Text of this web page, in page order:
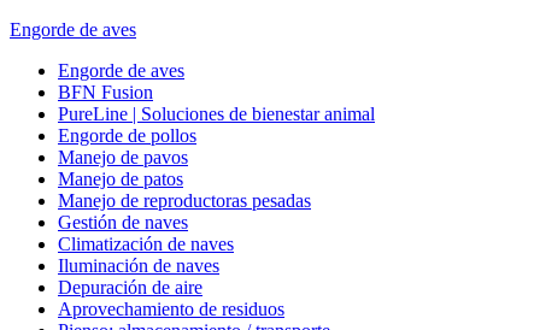
Engorde de aves
Engorde de aves
BFN Fusion
PureLine | Soluciones de bienestar animal
Engorde de pollos
Manejo de pavos
Manejo de patos
Manejo de reproductoras pesadas
Gestión de naves
Climatización de naves
Iluminación de naves
Depuración de aire
Aprovechamiento de residuos